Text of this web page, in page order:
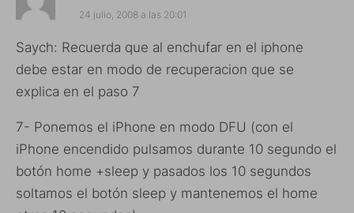
24 julio, 2008 a las 20:01
Saych: Recuerda que al enchufar en el iphone
debe estar en modo de recuperacion que se
explica en el paso 7
7- Ponemos el iPhone en modo DFU (con el
iPhone encendido pulsamos durante 10 segundo el
botón home +sleep y pasados los 10 segundos
soltamos el botón sleep y mantenemos el home